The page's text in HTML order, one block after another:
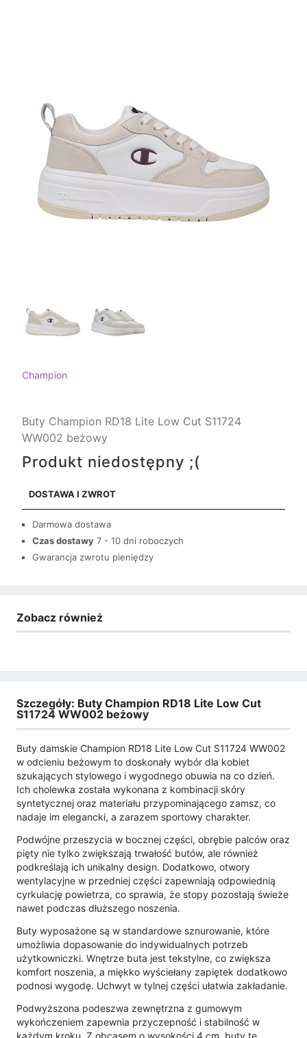
Champion
Buty Champion RD18 Lite Low Cut S11724
WW002 beżowy
Produkt niedostępny ;(
DOSTAWA I ZWROT
Darmowa dostawa
Czas dostawy 7 - 10 dni roboczych
Gwarancja zwrotu pieniędzy
Zobacz również
Szczegóły: Buty Champion RD18 Lite Low Cut
S11724 WW002 beżowy
Buty damskie Champion RD18 Lite Low Cut S11724 WW002
w odcieniu beżowym to doskonały wybór dla kobiet
szukających stylowego i wygodnego obuwia na co dzień.
Ich cholewka została wykonana z kombinacji skóry
syntetycznej oraz materiału przypominającego zamsz, co
nadaje im elegancki, a zarazem sportowy charakter.
Podwójne przeszycia w bocznej części, obrębie palców oraz
pięty nie tylko zwiększają trwałość butów, ale również
podkreślają ich unikalny design. Dodatkowo, otwory
wentylacyjne w przedniej części zapewniają odpowiednią
cyrkulację powietrza, co sprawia, że stopy pozostają świeże
nawet podczas dłuższego noszenia.
Buty wyposażone są w standardowe sznurowanie, które
umożliwia dopasowanie do indywidualnych potrzeb
użytkowniczki. Wnętrze buta jest tekstylne, co zwiększa
komfort noszenia, a miękko wyściełany zapiętek dodatkowo
podnosi wygodę. Uchwyt w tylnej części ułatwia zakładanie.
Podwyższona podeszwa zewnętrzna z gumowym
wykończeniem zapewnia przyczepność i stabilność w
każdym kroku. Z obcasem o wysokości 4 cm, buty te